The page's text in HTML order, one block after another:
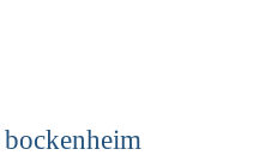
bockenheim